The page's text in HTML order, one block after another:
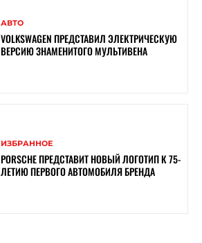
АВТО
VOLKSWAGEN ПРЕДСТАВИЛ ЭЛЕКТРИЧЕСКУЮ
ВЕРСИЮ ЗНАМЕНИТОГО МУЛЬТИВЕНА
ИЗБРАННОЕ
PORSCHE ПРЕДСТАВИТ НОВЫЙ ЛОГОТИП К 75-
ЛЕТИЮ ПЕРВОГО АВТОМОБИЛЯ БРЕНДА